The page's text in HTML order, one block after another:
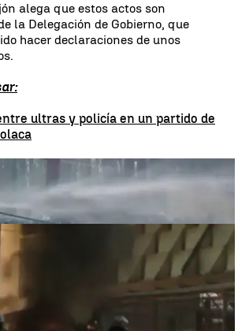
alega que estos actos son
la Delegación de Gobierno, que
hacer declaraciones de unos
ultras y policía en un partido de
ultras y policía en un partido de cuarta división
cañones de agua, bengalas... |Ultras polacos
y cócteles mólotov
de bengalas y cócteles mólotov: los ultras del
a suspender el derbi ante Olympiacos |
violencia_grecia
no jugará en
crece la duda sobre si
Open